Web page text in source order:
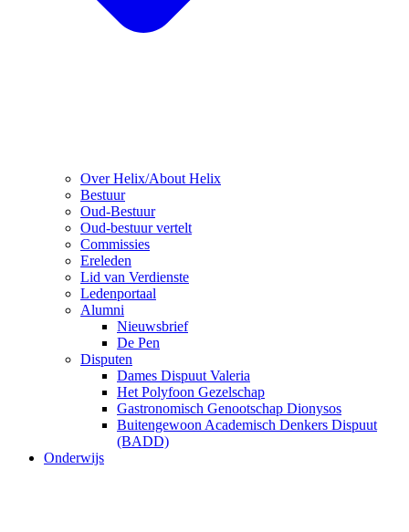
Over Helix/About Helix
Bestuur
Oud-Bestuur
Oud-bestuur vertelt
Commissies
Ereleden
Lid van Verdienste
Ledenportaal
Alumni
Nieuwsbrief
De Pen
Disputen
Dames Dispuut Valeria
Het Polyfoon Gezelschap
Gastronomisch Genootschap Dionysos
Buitengewoon Academisch Denkers Dispuut
(BADD)
Onderwijs